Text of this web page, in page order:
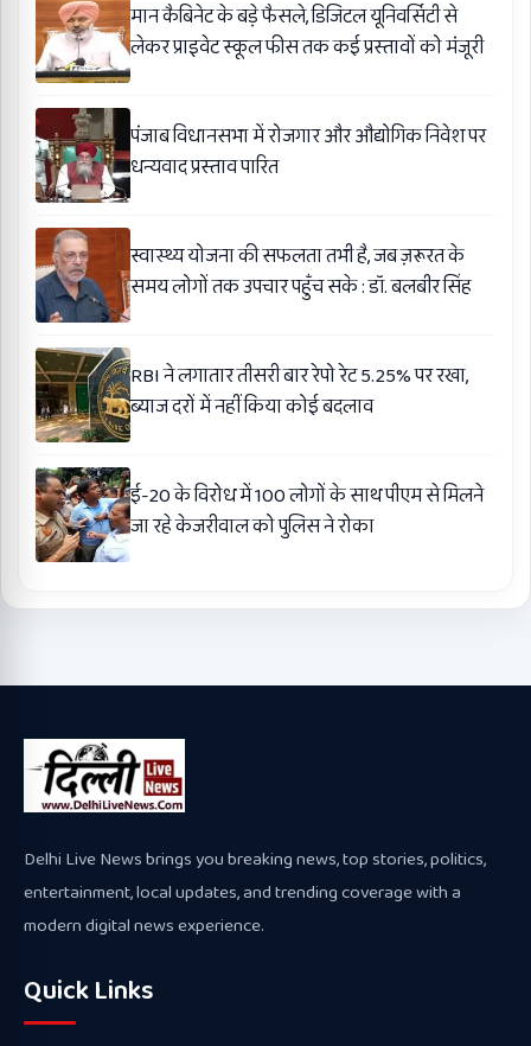
मान कैबिनेट के बड़े फैसले, डिजिटल यूनिवर्सिटी से
लेकर प्राइवेट स्कूल फीस तक कई प्रस्तावों को मंजूरी
पंजाब विधानसभा में रोजगार और औद्योगिक निवेश पर
धन्यवाद प्रस्ताव पारित
स्वास्थ्य योजना की सफलता तभी है, जब ज़रूरत के
समय लोगों तक उपचार पहुँच सके : डॉ. बलबीर सिंह
RBI ने लगातार तीसरी बार रेपो रेट 5.25% पर रखा,
ब्याज दरों में नहीं किया कोई बदलाव
ई-20 के विरोध में 100 लोगों के साथ पीएम से मिलने
जा रहे केजरीवाल को पुलिस ने रोका
Delhi Live News brings you breaking news, top stories, politics,
entertainment, local updates, and trending coverage with a
modern digital news experience.
Quick Links